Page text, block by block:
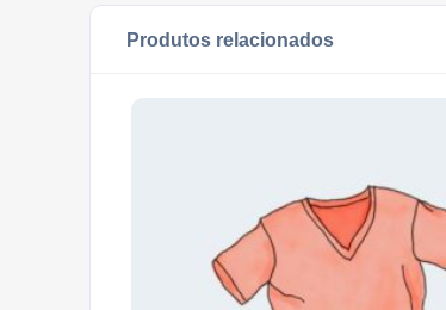
Produtos relacionados